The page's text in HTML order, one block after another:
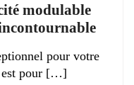
modulable
pour votre
pour